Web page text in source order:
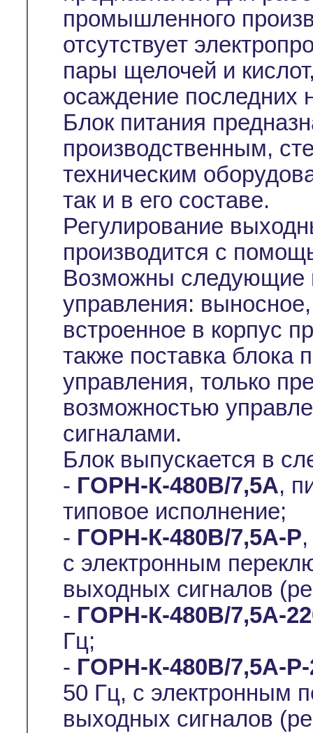
промышленного
отсутствует
пары щелочей и
осаждение последних
Блок питания
производственным,
техническим
так и в его составе.
Регулирование
производится с
Возможны следующие
управления:
встроенное в корпус
также поставка блока
управления, только
возможностью
сигналами.
Блок выпускается в
- ГОРН-К-480В/7,5А,
типовое исполнение;
- ГОРН-К-480В/7,5А-Р
с электронным
выходных сигналов
- ГОРН-К-480В/7,5А-
Гц;
- ГОРН-К-480В/7,5А-
50 Гц, с электронным
выходных сигналов